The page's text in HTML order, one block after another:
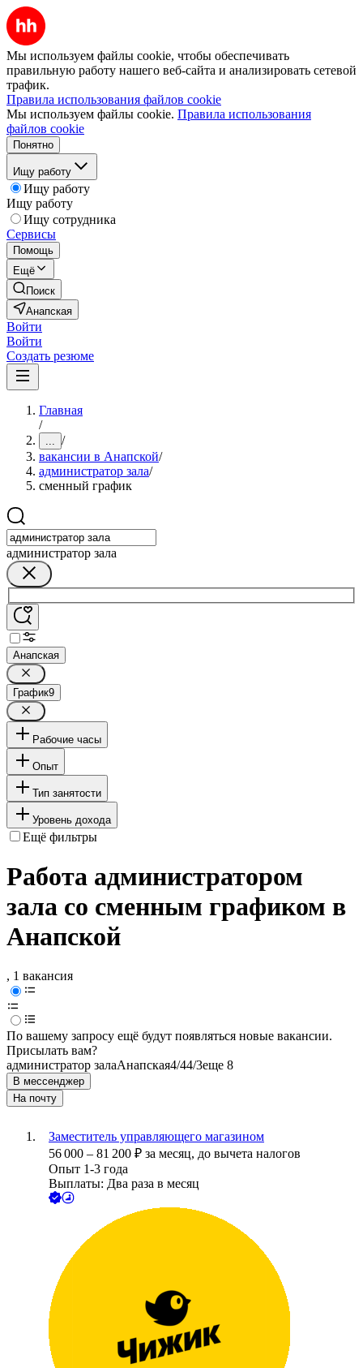
Мы используем файлы cookie, чтобы обеспечивать
правильную работу нашего веб-сайта и анализировать сетевой
трафик.
Правила использования файлов cookie
Мы используем файлы cookie. Правила использования
файлов cookie
Понятно
Ищу работу
Ищу работу
Ищу работу
Ищу сотрудника
Сервисы
Помощь
Ещё
Поиск
Анапская
Войти
Войти
Создать резюме
Главная
/
... /
вакансии в Анапской/
администратор зала/
сменный график
администратор зала
Анапская
График9
Рабочие часы
Опыт
Тип занятости
Уровень дохода
Ещё фильтры
Работа администратором
зала со сменным графиком в
Анапской
, 1 вакансия
По вашему запросу ещё будут появляться новые вакансии.
Присылать вам?
администратор залаАнапская4/44/3еще 8
В мессенджер
На почту
Заместитель управляющего магазином
56 000 – 81 200 ₽ за месяц, до вычета налогов
Опыт 1-3 года
Выплаты: Два раза в месяц